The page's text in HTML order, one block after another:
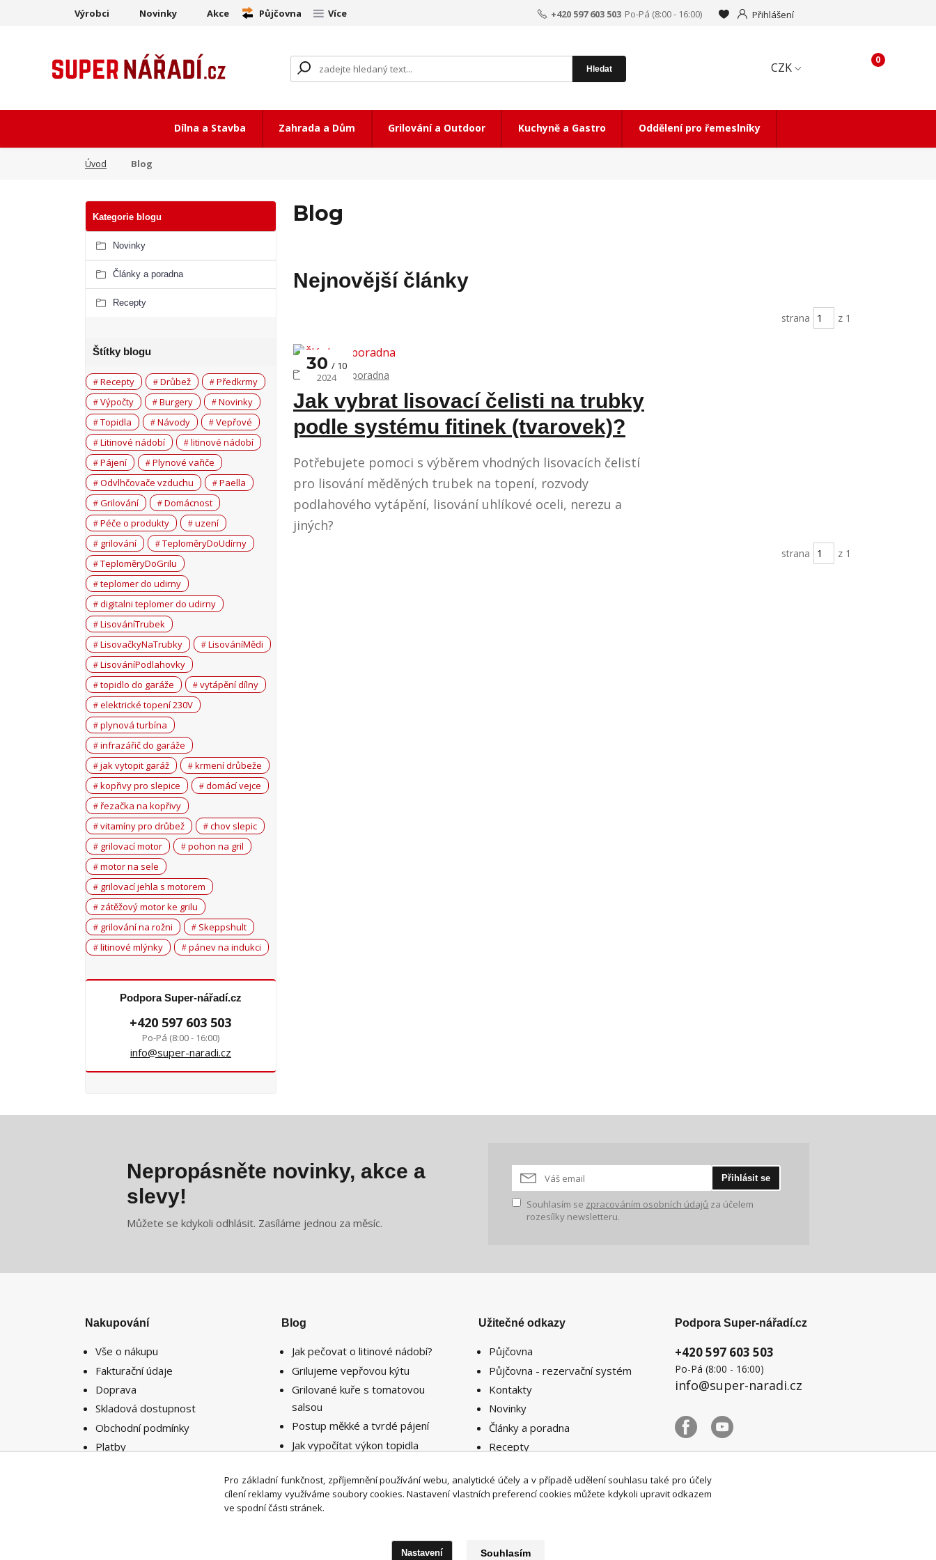
Výrobci Novinky Akce Půjčovna Více
CZK
Přihlášení
Hledat
+420 597 603 503 Po-Pá (8:00 - 16:00)
0
Dílna a Stavba Zahrada a Dům Grilování a Outdoor Kuchyně a Gastro Oddělení pro řemeslníky
Úvod Blog
Kategorie blogu
Novinky
Články a poradna
Recepty
Štítky blogu
Recepty Drůbež
Předkrmy
Výpočty
Burgery
Novinky
Topidla
Návody
Vepřové
Litinové nádobí
litinové nádobí
Pájení
Plynové vařiče
Odvlhčovače vzduchu
Paella
Grilování
Domácnost
Péče o produkty
uzení
grilování
TeploměryDoUdírny
TeploměryDoGrilu
teplomer do udirny
digitalni teplomer do udirny
LisováníTrubek
LisovačkyNaTrubky
LisováníMědi
LisováníPodlahovky
topidlo do garáže
vytápění dílny
elektrické topení 230V
plynová turbína
infrazářič do garáže
jak vytopit garáž
krmení drůbeže
kopřivy pro slepice
domácí vejce
řezačka na kopřivy
vitamíny pro drůbež
chov slepic
grilovací motor
pohon na gril
motor na sele
grilovací jehla s motorem
zátěžový motor ke grilu
grilování na rožni
Skeppshult
litinové mlýnky
pánev na indukci
Podpora Super-nářadí.cz
+420 597 603 503
Po-Pá (8:00 - 16:00)
info@super-naradi.cz
Blog
Nejnovější články
strana z 1
Jak vybrat lisovací čelisti na trubky
podle systému fitinek (tvarovek)?
30
10
2024
Články a poradna
Potřebujete pomoci s výběrem vhodných lisovacích čelistí
pro lisování měděných trubek na topení, rozvody
podlahového vytápění, lisování uhlíkové oceli, nerezu a
jiných?
strana z 1
Nepropásněte novinky, akce a
slevy!
Můžete se kdykoli odhlásit. Zasíláme jednou za měsíc.
Přihlásit se
Souhlasím se zpracováním osobních údajů za účelem
rozesílky newsletteru.
Nakupování
Vše o nákupu
Fakturační údaje
Doprava
Skladová dostupnost
Obchodní podmínky
Platby
Blog
Jak pečovat o litinové nádobí?
Grilujeme vepřovou kýtu
Grilované kuře s tomatovou
salsou
Postup měkké a tvrdé pájení
Jak vypočítat výkon topidla
místnosti ?
Užitečné odkazy
Půjčovna
Půjčovna - rezervační systém
Kontakty
Novinky
Články a poradna
Recepty
Podpora Super-nářadí.cz
+420 597 603 503
Po-Pá (8:00 - 16:00)
info@super-naradi.cz
Pro základní funkčnost, zpříjemnění používání webu, analytické účely a v případě udělení souhlasu také pro účely
cílení reklamy využíváme soubory cookies. Nastavení vlastních preferencí cookies můžete kdykoli upravit odkazem
ve spodní části stránek.
Nastavení Souhlasím